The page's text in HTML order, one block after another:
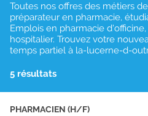
Toutes nos offres des métiers
préparateur en pharmacie,
Emplois en pharmacie
hospitalier. Trouvez votre
temps partiel à la-lucerne-d-
5 résultats
PHARMACIEN (H/F)